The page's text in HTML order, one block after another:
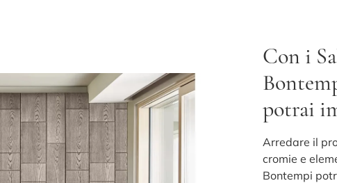
Con i
potrai
Arredare il
cromie e
Bontempi